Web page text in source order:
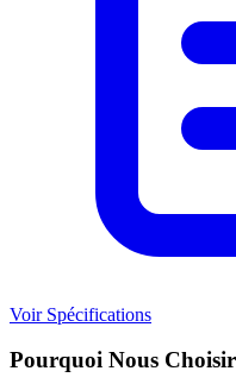
Voir Spécifications
Pourquoi Nous Choisir